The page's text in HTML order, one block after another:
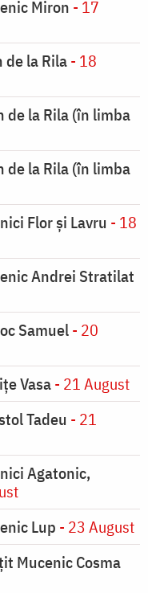
Miron - 17
de la Rila- 18
de la Rila (în limba
de la Rila (în limba
Flor și Lavru - 18
Andrei Stratilat
Samuel- 20
Vasa- 21 August
Tadeu - 21
Agatonic,
Lup - 23 August
Mucenic Cosma